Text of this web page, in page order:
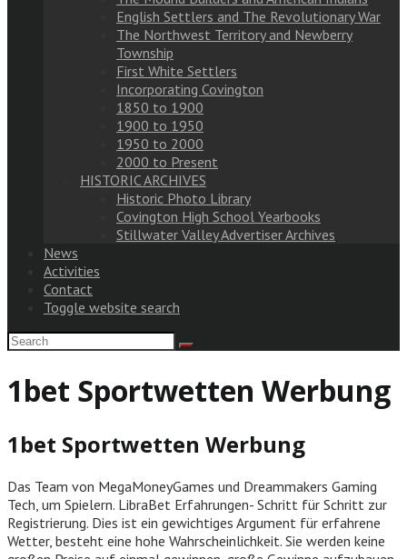
English Settlers and The Revolutionary War
The Northwest Territory and Newberry
Township
First White Settlers
Incorporating Covington
1850 to 1900
1900 to 1950
1950 to 2000
2000 to Present
HISTORIC ARCHIVES
Historic Photo Library
Covington High School Yearbooks
Stillwater Valley Advertiser Archives
News
Activities
Contact
Toggle website search
1bet Sportwetten Werbung
1bet Sportwetten Werbung
Das Team von MegaMoneyGames und Dreammakers Gaming
Tech, um Spielern. LibraBet Erfahrungen- Schritt für Schritt zur
Registrierung. Dies ist ein gewichtiges Argument für erfahrene
Wetter, besteht eine hohe Wahrscheinlichkeit. Sie werden keine